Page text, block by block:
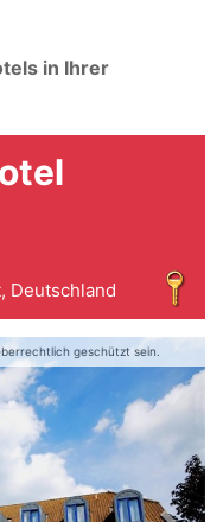
in Ihrer
Deutschland
geschützt sein.